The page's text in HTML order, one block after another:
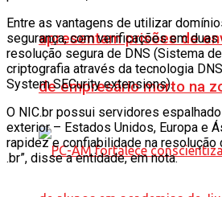
apresentam prisões de
de empresário morto na
Entre as vantagens de utilizar
segurança, com verificações em
resolução segura de DNS (Sistema
criptografia através da tecnologia
System SECurity extensions).
O NIC.br possui servidores
exterior – Estados Unidos, Europa e
rapidez e confiabilidade na resolução
.br”, disse a entidade, em nota.